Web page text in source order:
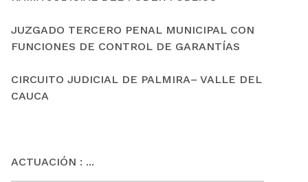
JUZGADO TERCERO PENAL MUNICIPAL CON
FUNCIONES DE CONTROL DE GARANTÍAS
CIRCUITO JUDICIAL DE PALMIRA– VALLE DEL
CAUCA
ACTUACIÓN : ...